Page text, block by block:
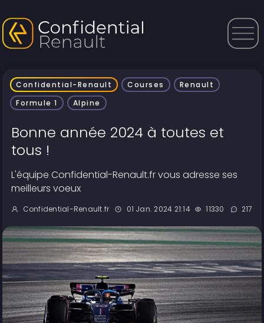
Confidential-Renault Courses
Renault
Formule 1
Alpine
Bonne année 2024 à toutes et
tous !
L'équipe Confidential-Renault.fr vous adresse ses
meilleurs voeux
Confidential-Renault.fr 01 Jan. 2024 21:14 11330 217